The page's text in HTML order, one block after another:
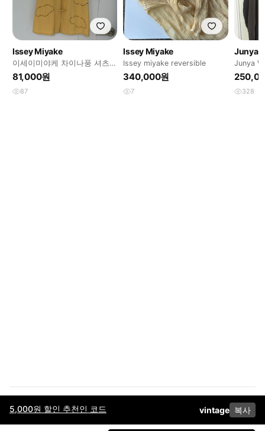
5,000원 할인 추천인 코드 vintage 복사
Issey Miyake
이세이미야케 차이나풍 셔츠
44,55 정품
81,000원
87
Issey Miyake
Issey miyake reversible
340,000원
7
Junya
Junya
328
이용약관고객센터판매개인정보 처리방침사업자 정보다운로드